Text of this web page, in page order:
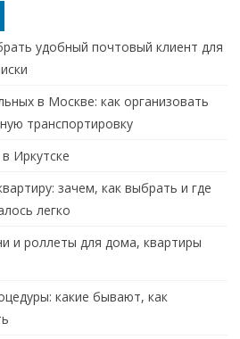
удобный почтовый клиент для
в Москве: как организовать
транспортировку
Иркутске
зачем, как выбрать и где
легко
и роллеты для дома, квартиры
какие бывают, как